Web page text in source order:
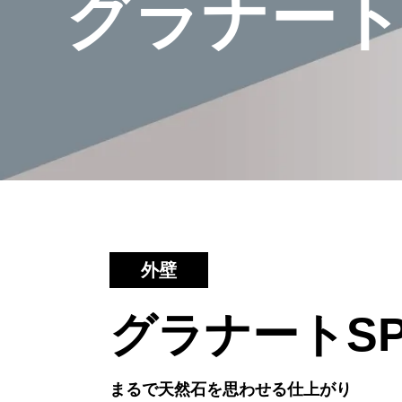
グラナー
外壁
グラナート
まるで天然石を思わせる仕上がり